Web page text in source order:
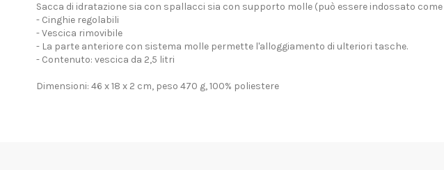
Sacca di idratazione sia con spallacci sia con supporto molle (può essere indossato
- Cinghie regolabili
- Vescica rimovibile
- La parte anteriore con sistema molle permette l'alloggiamento di ulteriori tasche.
- Contenuto: vescica da 2,5 litri
Dimensioni: 46 x 18 x 2 cm, peso 470 g, 100% poliestere